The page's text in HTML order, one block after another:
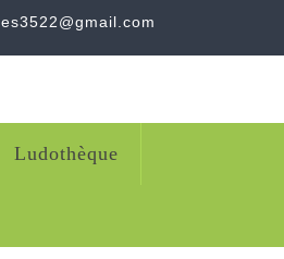
Ludothèque